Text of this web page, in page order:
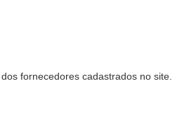
fornecedores cadastrados no site.